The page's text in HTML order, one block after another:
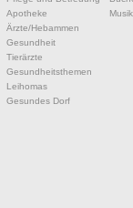
Apotheke
Ärzte/Hebammen
Gesundheit
Tierärzte
Gesundheitsthemen
Leihomas
Gesundes Dorf